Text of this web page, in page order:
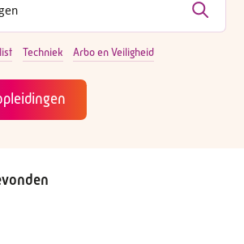
Techniek Arbo en Veiligheid